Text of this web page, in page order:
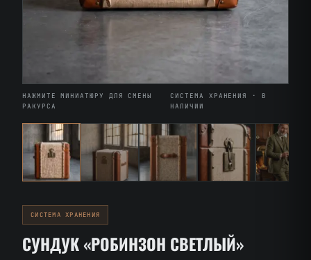
НАЖМИТЕ МИНИАТЮРУ ДЛЯ СМЕНЫ
РАКУРСА
СИСТЕМА ХРАНЕНИЯ · В
НАЛИЧИИ
СИСТЕМА ХРАНЕНИЯ
СУНДУК «РОБИНЗОН СВЕТЛЫЙ»